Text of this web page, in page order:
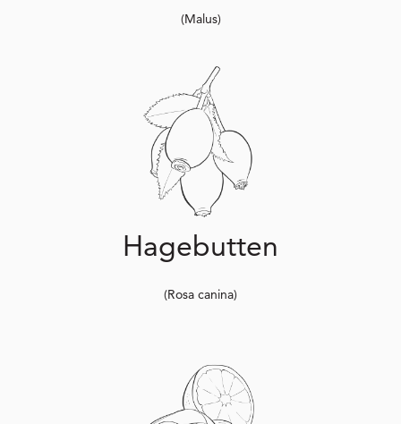
(Malus)
Hagebutten
(Rosa canina)